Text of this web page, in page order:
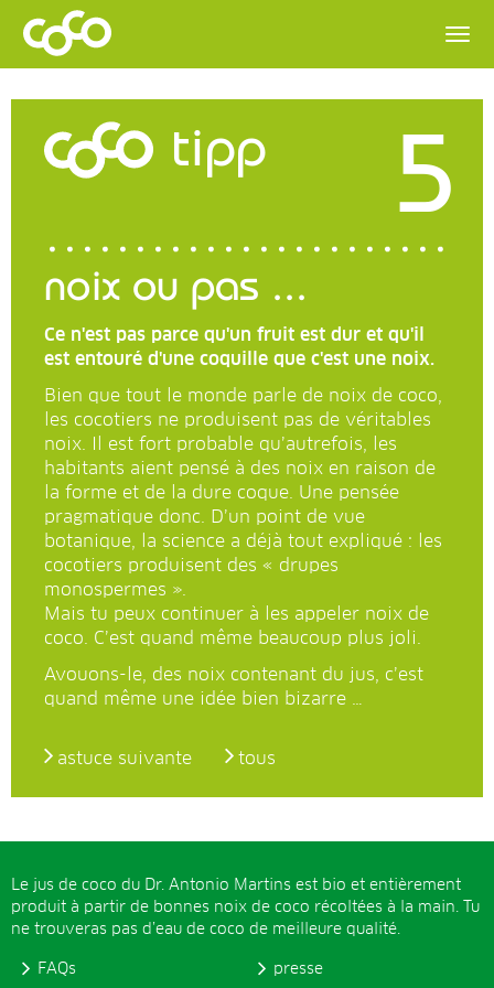
tipp 5
noix ou pas ...
Ce n'est pas parce qu'un fruit est dur et qu'il
est entouré d'une coquille que c'est une noix.
Bien que tout le monde parle de noix de coco,
les cocotiers ne produisent pas de véritables
noix. Il est fort probable qu’autrefois, les
habitants aient pensé à des noix en raison de
la forme et de la dure coque. Une pensée
pragmatique donc. D’un point de vue
botanique, la science a déjà tout expliqué : les
cocotiers produisent des « drupes
monospermes ».
Mais tu peux continuer à les appeler noix de
coco. C’est quand même beaucoup plus joli.
Avouons-le, des noix contenant du jus, c’est
quand même une idée bien bizarre …
astuce suivante tous
Le jus de coco du Dr. Antonio Martins est bio et entièrement
produit à partir de bonnes noix de coco récoltées à la main. Tu
ne trouveras pas d’eau de coco de meilleure qualité.
FAQs presse